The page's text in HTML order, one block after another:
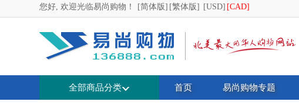
您好, 欢迎光临易尚购物！ [简体版] [繁体版] [USD] [CAD]
全部商品分类 首页 易尚购物专题